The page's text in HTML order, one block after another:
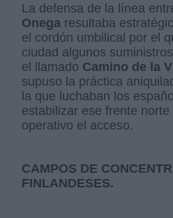
La defensa de la línea
Onega resultaba
el cordón umbilical por el
ciudad algunos
el llamado Camino de la
supuso la práctica
la que luchaban los
estabilizar ese frente
operativo el acceso.
CAMPOS DE
FINLANDESES.